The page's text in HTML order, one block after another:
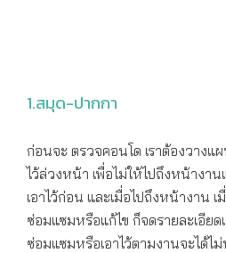
1.สมุด-ปากกา
ก่อนจะ ตรวจคอนโด เราต้องวางแ
ไว้ล่วงหน้า เพื่อไม่ให้ไปถึงหน้างา
เอาไว้ก่อน และเมื่อไปถึงหน้างาน
ซ่อมแซมหรือแก้ไข ก็จดรายละเอียด
ซ่อมแซมหรือเอาไว้ตามงานจะได้ไ